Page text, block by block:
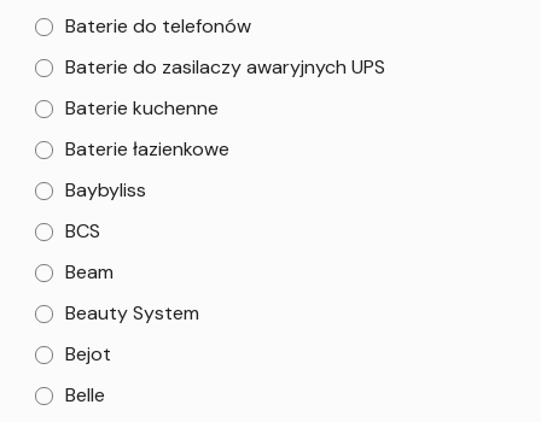
Baterie do telefonów
Baterie do zasilaczy awaryjnych UPS
Baterie kuchenne
Baterie łazienkowe
Baybyliss
BCS
Beam
Beauty System
Bejot
Belle